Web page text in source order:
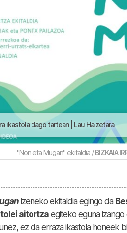
ikastola dago tartean | Lau Haizetara
"Non eta Mugan" ekitaldia /BIZKAIA
izeneko ekitaldia egingo da
aitortza egiteko eguna
ez da erraza ikastola honeek